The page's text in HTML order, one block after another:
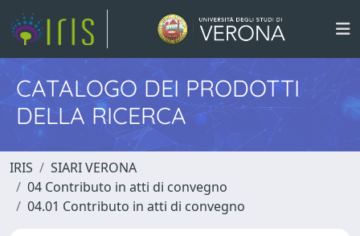
CATALOGO DEI PRODOTTI
DELLA RICERCA
IRIS
SIARI VERONA
04 Contributo in atti di convegno
04.01 Contributo in atti di convegno